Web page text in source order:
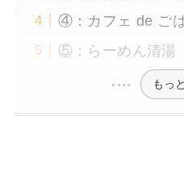
④：カフェ de ご
⑤：らーめん清湯
もっ